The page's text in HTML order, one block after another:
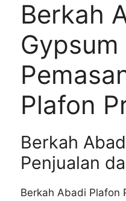
Berkah
Plafon
Berkah
Penjualan
Berkah Abadi Plafon